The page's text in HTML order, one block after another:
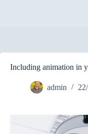
Including animation in
admin